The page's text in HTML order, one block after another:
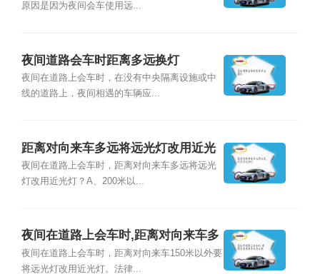
原因是因为夜间会车使用远...
夜间道路会车时距离多远换灯
夜间在道路上会车时，在没有中央隔离设施或中
线的道路上，夜间相遇的车辆应...
距离对向来车多远将远光灯改用近光
灯
夜间在道路上会车时，距离对向来车多远将远光
灯改用近光灯？A、200米以...
夜间在道路上会车时,距离对向来车多
远将远光
夜间在道路上会车时，距离对向来车150米以外要
将远光灯改用近光灯。法律...